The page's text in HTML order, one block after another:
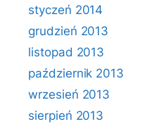
styczeń 2014
grudzień 2013
listopad 2013
październik 2013
wrzesień 2013
sierpień 2013